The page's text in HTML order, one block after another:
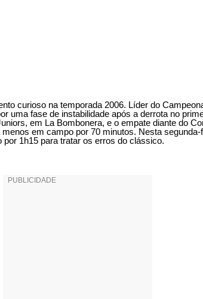
curioso na temporada 2006. Líder do
uma fase de instabilidade após a derrota no
em La Bombonera, e o empate diante do
em campo por 70 minutos. Nesta segunda-
por 1h15 para tratar os erros do clássico.